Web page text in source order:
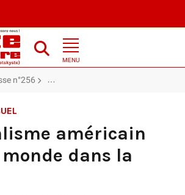
MENU
n°256 L’impérialisme américain plonge le
américain
dans la